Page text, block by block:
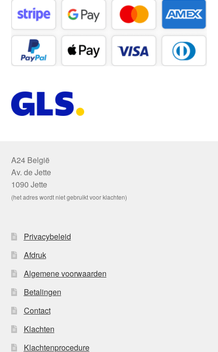
A24 België
Av. de Jette
1090 Jette
(het adres wordt niet gebruikt voor klachten)
Privacybeleid
Afdruk
Algemene voorwaarden
Betalingen
Contact
Klachten
Klachtenprocedure